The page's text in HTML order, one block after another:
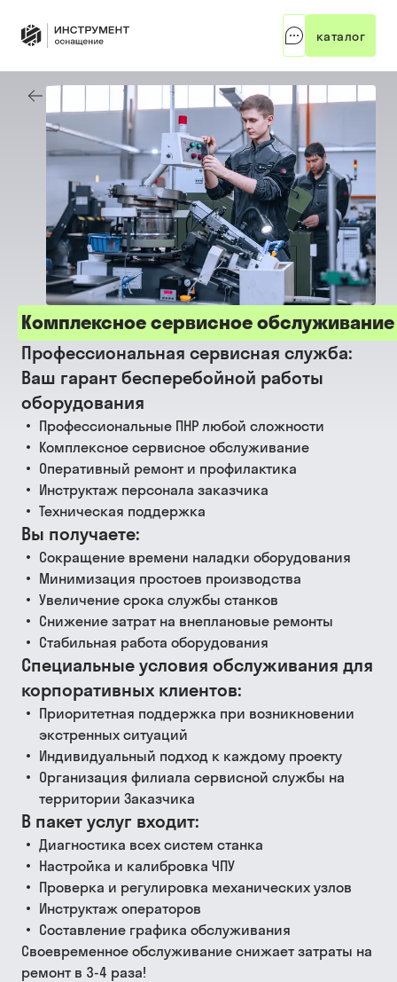
каталог
Комплексное сервисное
Профессиональная сервисная служба:
Ваш гарант бесперебойной работы
оборудования
Профессиональные ПНР любой сложности
Комплексное сервисное обслуживание
Оперативный ремонт и профилактика
Инструктаж персонала заказчика
Техническая поддержка
Вы получаете:
Сокращение времени наладки оборудования
Минимизация простоев производства
Увеличение срока службы станков
Снижение затрат на внеплановые ремонты
Стабильная работа оборудования
Специальные условия обслуживания для
корпоративных клиентов:
Приоритетная поддержка при возникновении
экстренных ситуаций
Индивидуальный подход к каждому проекту
Организация филиала сервисной службы на
территории Заказчика
В пакет услуг входит:
Диагностика всех систем станка
Настройка и калибровка ЧПУ
Проверка и регулировка механических узлов
Инструктаж операторов
Составление графика обслуживания
Своевременное обслуживание снижает затраты на
ремонт в 3-4 раза!